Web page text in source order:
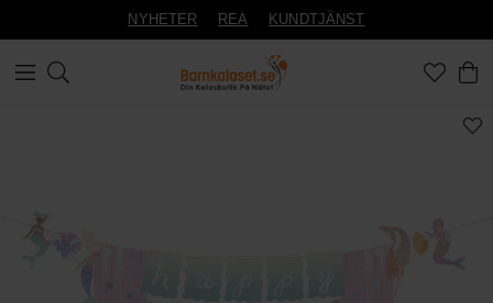
NYHETER REA KUNDTJÄNST